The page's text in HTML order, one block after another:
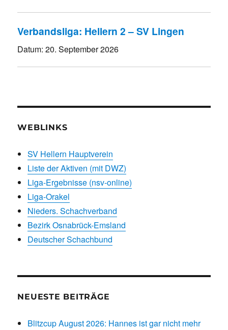
Verbandsliga: Hellern 2 – SV Lingen
Datum:20. September 2026
WEBLINKS
SV Hellern Hauptverein
Liste der Aktiven (mit DWZ)
Liga-Ergebnisse (nsv-online)
Liga-Orakel
Nieders. Schachverband
Bezirk Osnabrück-Emsland
Deutscher Schachbund
NEUESTE BEITRÄGE
Blitzcup August 2026: Hannes ist gar nicht mehr